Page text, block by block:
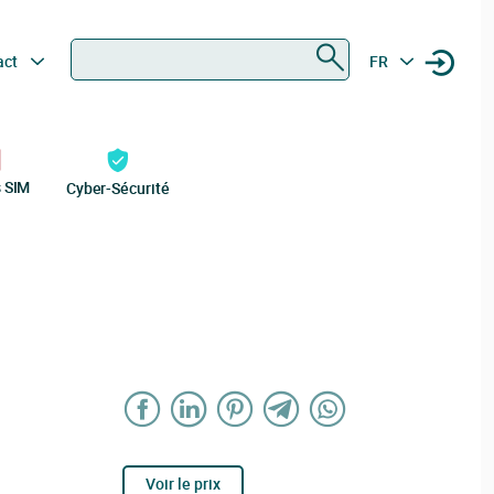
FR
Cyber-Sécurité
Voir le prix